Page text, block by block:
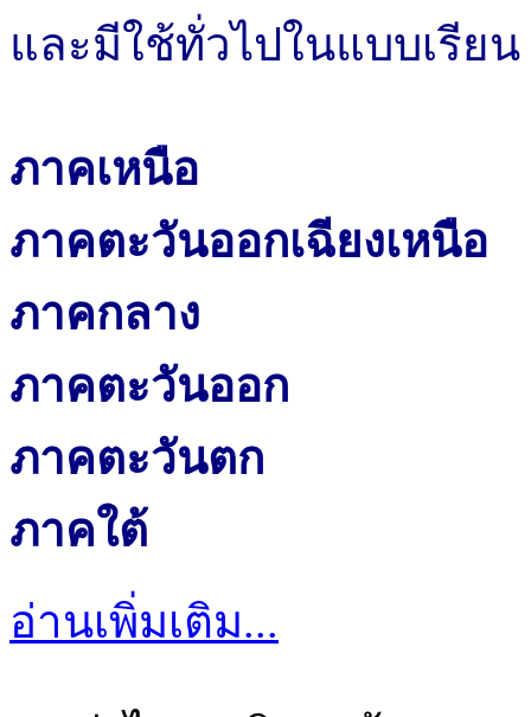
และมีใช้ทั่วไปในแบบเรียน
ภาคเหนือ
ภาคตะวันออกเฉียงเหนือ
ภาคกลาง
ภาคตะวันออก
ภาคตะวันตก
ภาคใต้
อ่านเพิ่มเติม...